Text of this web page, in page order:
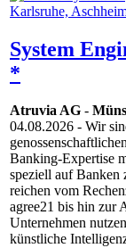
System
*
Atruvia AG -
04.08.2026 - Wir
Banking-Expertise
speziell auf Banken
reichen vom
agree21 bis hin zur
Unternehmen
künstliche